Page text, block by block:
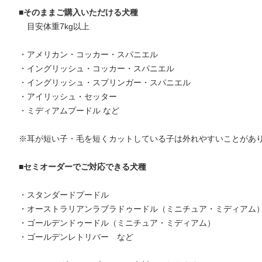
■そのままご購入いただける犬種
目安体重7kg以上
・アメリカン・コッカー・スパニエル
・イングリッシュ・コッカー・スパニエル
・イングリッシュ・スプリンガー・スパニエル
・アイリッシュ・セッター
・ミディアムプードル など
※耳が短い子・毛を短くカットしている子は外れやすいことがあり
■セミオーダーでご対応できる犬種
・スタンダードプードル
・オーストラリアンラブラドゥードル（ミニチュア・ミディアム）
・ゴールデンドゥードル（ミニチュア・ミディアム）
・ゴールデンレトリバー など